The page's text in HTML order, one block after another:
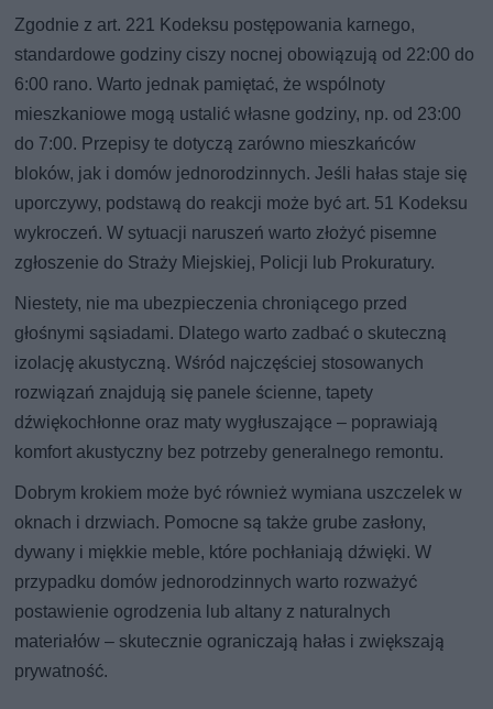
Zgodnie z art. 221 Kodeksu postępowania karnego,
standardowe godziny ciszy nocnej obowiązują od 22:00 do
6:00 rano. Warto jednak pamiętać, że wspólnoty
mieszkaniowe mogą ustalić własne godziny, np. od 23:00
do 7:00. Przepisy te dotyczą zarówno mieszkańców
bloków, jak i domów jednorodzinnych. Jeśli hałas staje się
uporczywy, podstawą do reakcji może być art. 51 Kodeksu
wykroczeń. W sytuacji naruszeń warto złożyć pisemne
zgłoszenie do Straży Miejskiej, Policji lub Prokuratury.
Niestety, nie ma ubezpieczenia chroniącego przed
głośnymi sąsiadami. Dlatego warto zadbać o skuteczną
izolację akustyczną. Wśród najczęściej stosowanych
rozwiązań znajdują się panele ścienne, tapety
dźwiękochłonne oraz maty wygłuszające – poprawiają
komfort akustyczny bez potrzeby generalnego remontu.
Dobrym krokiem może być również wymiana uszczelek w
oknach i drzwiach. Pomocne są także grube zasłony,
dywany i miękkie meble, które pochłaniają dźwięki. W
przypadku domów jednorodzinnych warto rozważyć
postawienie ogrodzenia lub altany z naturalnych
materiałów – skutecznie ograniczają hałas i zwiększają
prywatność.